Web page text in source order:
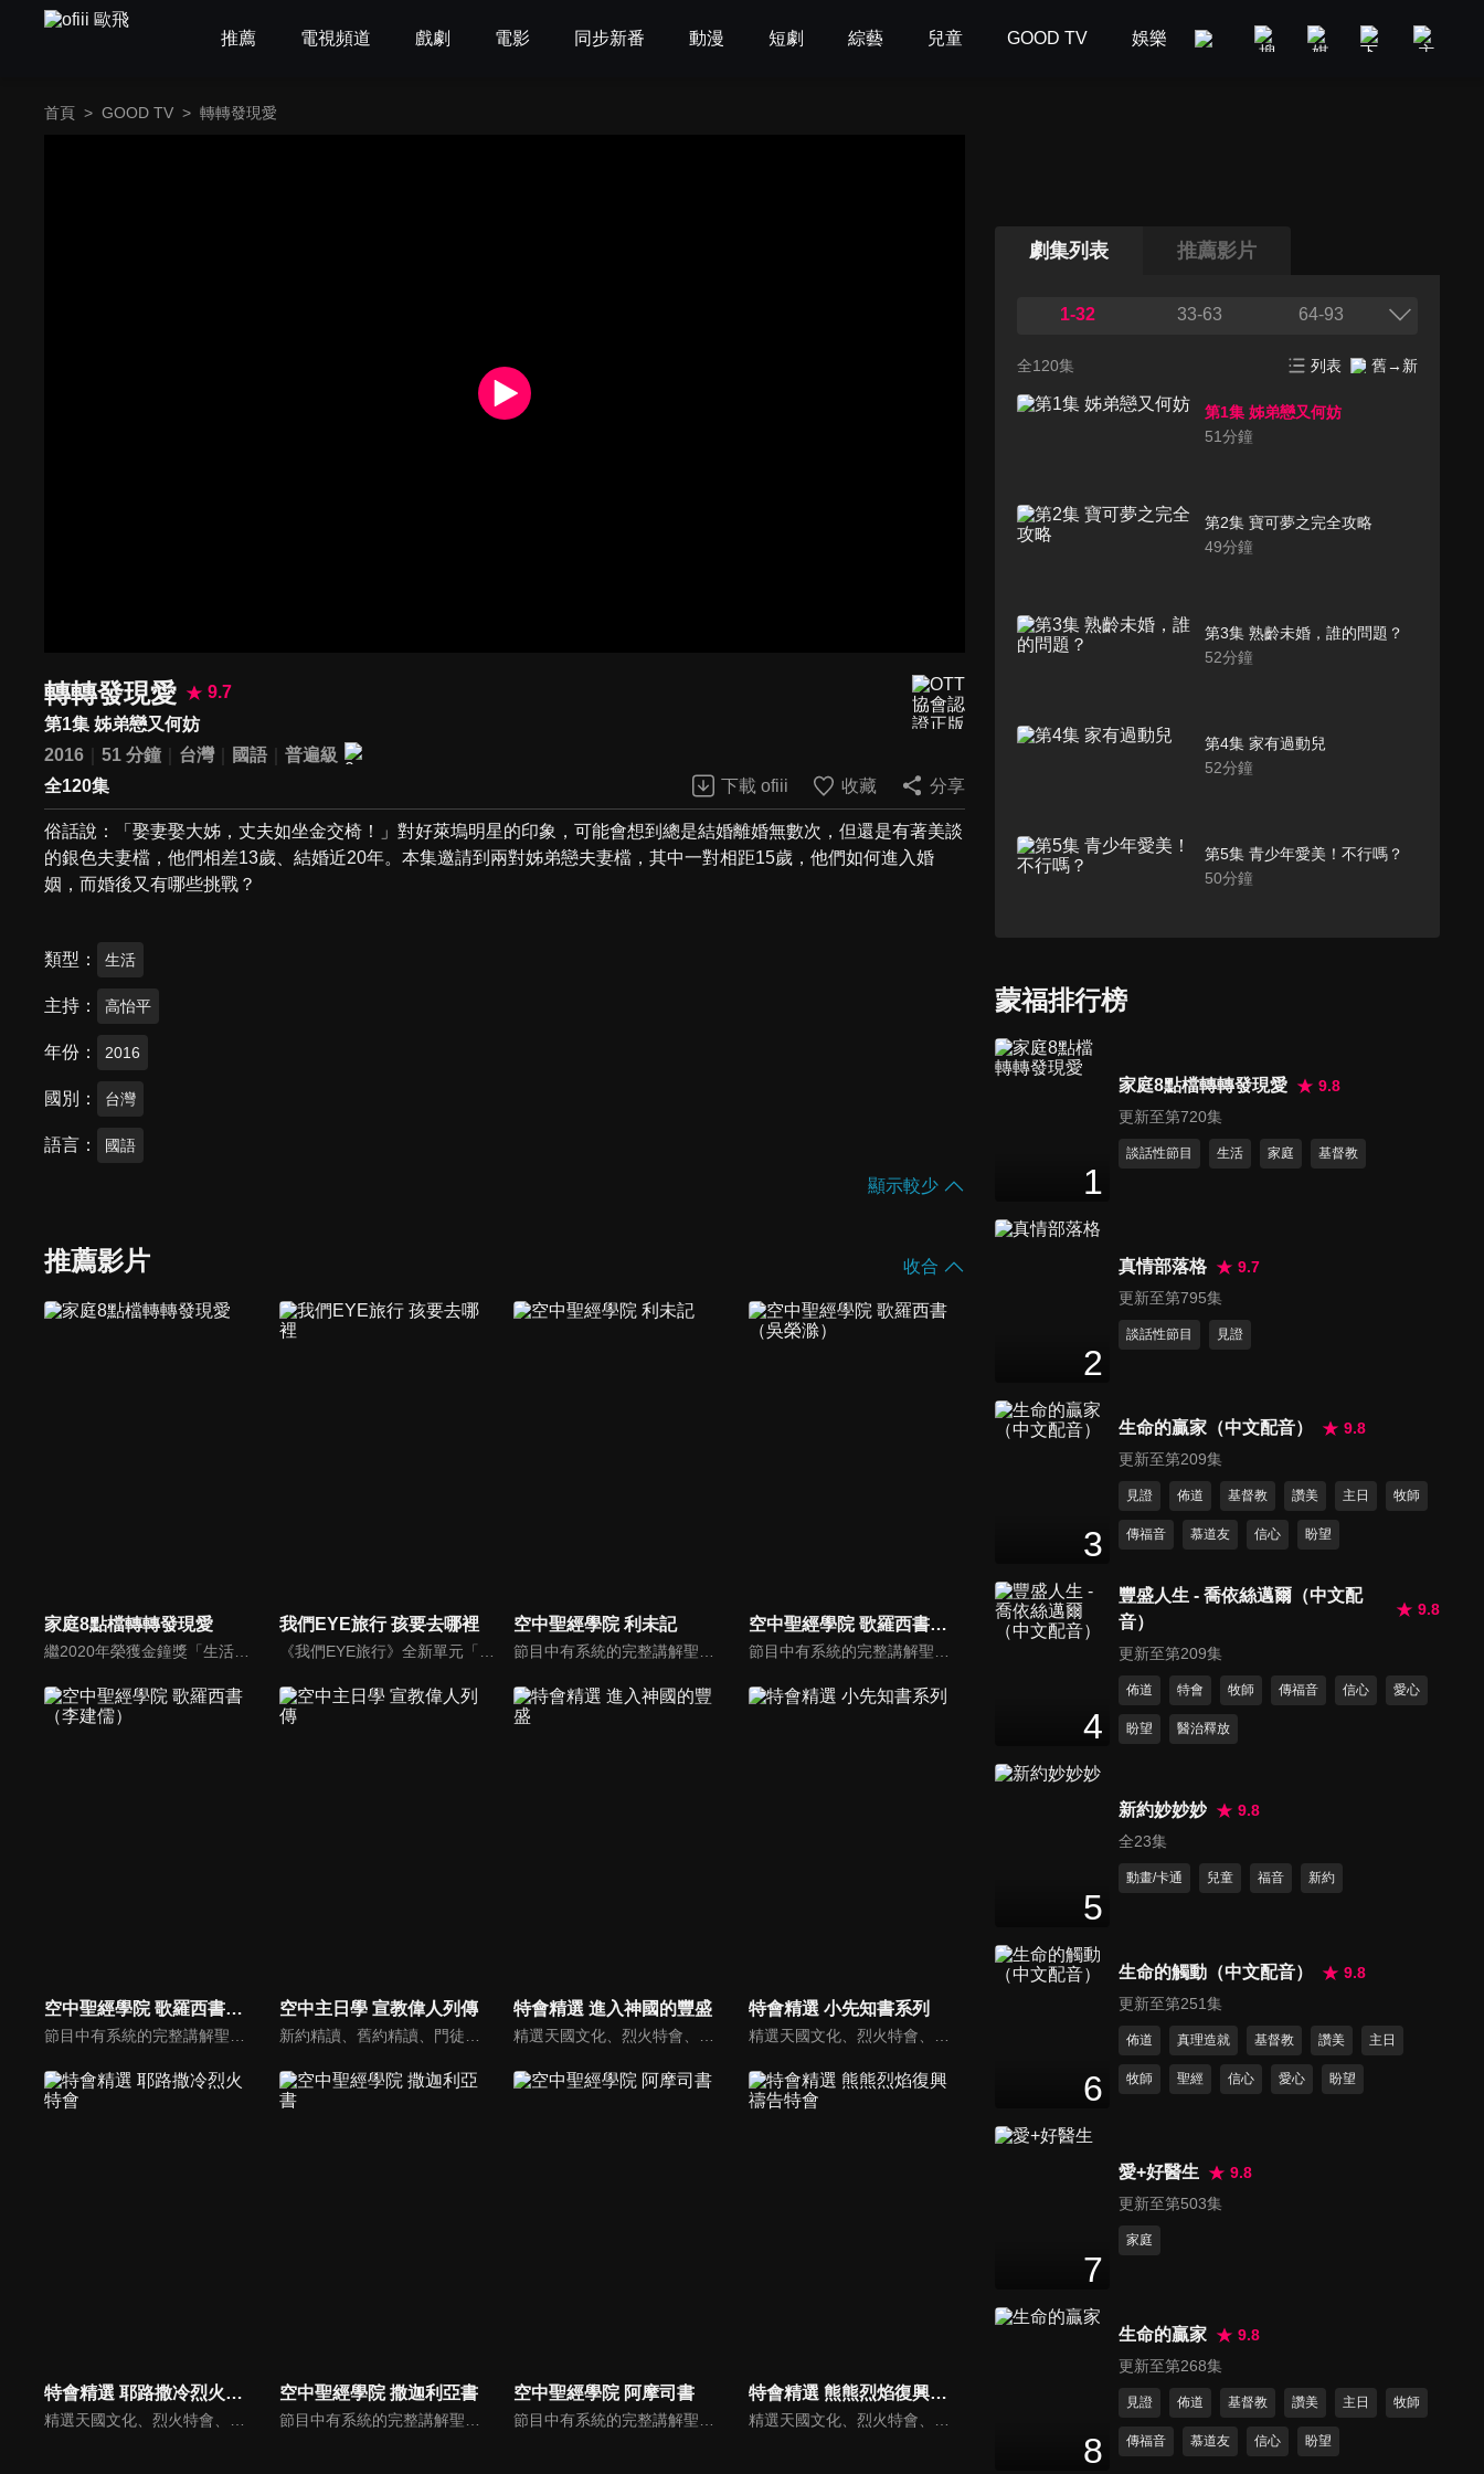
推薦 電視頻道 戲劇 電影 同步新番 動漫 短劇 綜藝 兒童 GOOD TV 娛樂 美食旅遊 新聞政論
首頁 > GOOD TV > 轉轉發現愛
轉轉發現愛
9.7
第1集 姊弟戀又何妨
2016
51 分鐘 台灣 國語
普遍級
全120集
下載 ofiii 收藏 分享
俗話說：「娶妻娶大姊，丈夫如坐金交椅！」對好萊塢明星的印象，可能會想到總是結婚離婚無數次，但還是有著美談
的銀色夫妻檔，他們相差13歲、結婚近20年。本集邀請到兩對姊弟戀夫妻檔，其中一對相距15歲，他們如何進入婚
姻，而婚後又有哪些挑戰？
類型 生活
主持 高怡平
年份 2016
國別 台灣
語言 國語
顯示較少
推薦影片 收合
家庭8點檔轉轉發現愛 我們EYE旅行 孩要去哪裡 空中聖經學院 利未記 空中聖經學院 歌羅西書（吳榮滁）
空中聖經學院 歌羅西書（李建儒） 空中主日學 宣教偉人列傳 特會精選 進入神國的豐盛 特會精選 小先知書系列
特會精選 耶路撒冷烈火特會
精選天國文化、烈火特會、超自然大能與使徒性教會等特會，幫助我們更加明白神的心意，好讓我們的生命能走在神的道路上進入命定。
空中聖經學院 撒迦利亞書
節目中有系統的完整講解聖經真理，邀請受過解經講道訓練的老師，按著正意分解真理的道，帶領弟兄姊妹更深的了解聖經的浩瀚與偉大。
空中聖經學院 阿摩司書
節目中有系統的完整講解聖經真理，邀請受過解經講道訓練的老師，按著正意分解真理的道，帶領弟兄姊妹更深的了解聖經的浩瀚與偉大。
特會精選 熊熊烈焰復興禱告特會
精選天國文化、烈火特會、超自然大能與使徒性教會等特會，幫助我們更加明白神的心意，好讓我們的生命能走在神的道路上進入命定。
劇集列表 推薦影片
1-32 33-63 64-93
全120集 列表 舊→新
第1集 姊弟戀又何妨
51分鐘
第2集 寶可夢之完全攻略
49分鐘
第3集 熟齡未婚，誰的問題？
52分鐘
第4集 家有過動兒
52分鐘
第5集 青少年愛美！不行嗎？
50分鐘
第7集 你家 我家 我們家
49 分鐘
第10集 親子安度青春期
50分鐘
51分鐘
49
第14集 不老的傳奇
50分鐘
51分鐘
第17集 夫妻生活習慣差很大
第18集 我是過動兒
51
第21集 如何成為約會高手
蒙福排行榜
1
家庭8點檔轉轉發現愛
9.8
更新至第720集
談話性節目 生活 家庭 基督教
2
真情部落格
9.7
更新至第795集
談話性節目 見證
3
生命的贏家（中文配音）
9.8
更新至第209集
見證 佈道 基督教 讚美 主日 牧師
傳福音 慕道友 信心 盼望
4
豐盛人生 - 喬依絲邁爾（中文配
音）
9.8
更新至第209集
佈道 特會 牧師 傳福音 信心 愛心
盼望 醫治釋放
5
新約妙妙妙
9.8
全23集
動畫/卡通 兒童 福音 新約
6
生命的觸動（中文配音）
9.8
更新至第251集
佈道 真理造就 基督教 讚美 主日
牧師 聖經 信心 愛心 盼望
7
愛+好醫生
9.8
更新至第503集
家庭
8
生命的贏家
9.8
更新至第268集
見證 佈道 基督教 讚美 主日 牧師
傳福音 慕道友 信心 盼望